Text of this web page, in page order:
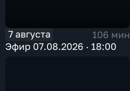
7 августа
106 мин
Эфир 07.08.2026 · 18:00